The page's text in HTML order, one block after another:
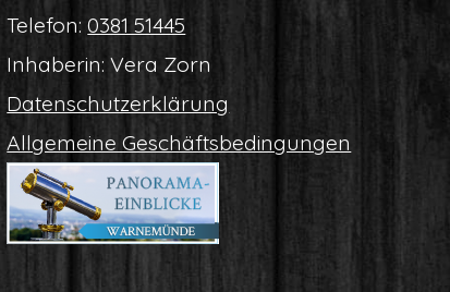
Tele­fon:0381 51445
Inha­be­rin: Vera Zorn
Daten­schutz­er­klä­rung
All­ge­mei­ne Geschäftsbedingungen